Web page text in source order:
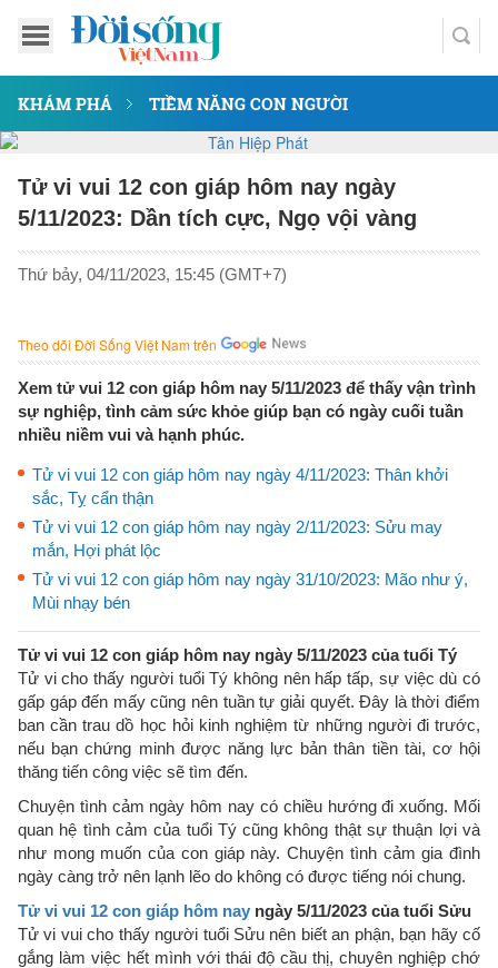
KHÁM PHÁ TIỀM NĂNG CON NGƯỜI
Tử vi vui 12 con giáp hôm nay ngày
5/11/2023: Dần tích cực, Ngọ vội vàng
Thứ bảy, 04/11/2023, 15:45 (GMT+7)
Theo dõi Đời Sống Việt Nam trên
Xem tử vui 12 con giáp hôm nay 5/11/2023 để thấy vận trình
sự nghiệp, tình cảm sức khỏe giúp bạn có ngày cuối tuần
nhiều niềm vui và hạnh phúc.
Tử vi vui 12 con giáp hôm nay ngày 4/11/2023: Thân khởi
sắc, Tỵ cẩn thận
Tử vi vui 12 con giáp hôm nay ngày 2/11/2023: Sửu may
mắn, Hợi phát lộc
Tử vi vui 12 con giáp hôm nay ngày 31/10/2023: Mão như ý,
Mùi nhạy bén
Tử vi vui 12 con giáp hôm nay ngày 5/11/2023 của tuổi Tý
Tử vi cho thấy người tuổi Tý không nên hấp tấp, sự việc dù có
gấp gáp đến mấy cũng nên tuần tự giải quyết. Đây là thời điểm
ban cần trau dồ học hỏi kinh nghiệm từ những người đi trước,
nếu bạn chứng minh được năng lực bản thân tiền tài, cơ hội
thăng tiến công việc sẽ tìm đến.
Chuyện tình cảm ngày hôm nay có chiều hướng đi xuống. Mối
quan hệ tình cảm của tuổi Tý cũng không thật sự thuận lợi và
như mong muốn của con giáp này. Chuyện tình cảm gia đình
ngày càng trở nên lạnh lẽo do không có được tiếng nói chung.
Tử vi vui 12 con giáp hôm nay ngày 5/11/2023 của tuổi Sửu
Tử vi vui cho thấy người tuổi Sửu nên biết an phận, bạn hãy cố
gắng làm việc hết mình với thái độ cầu thị, chuyên nghiệp chớ